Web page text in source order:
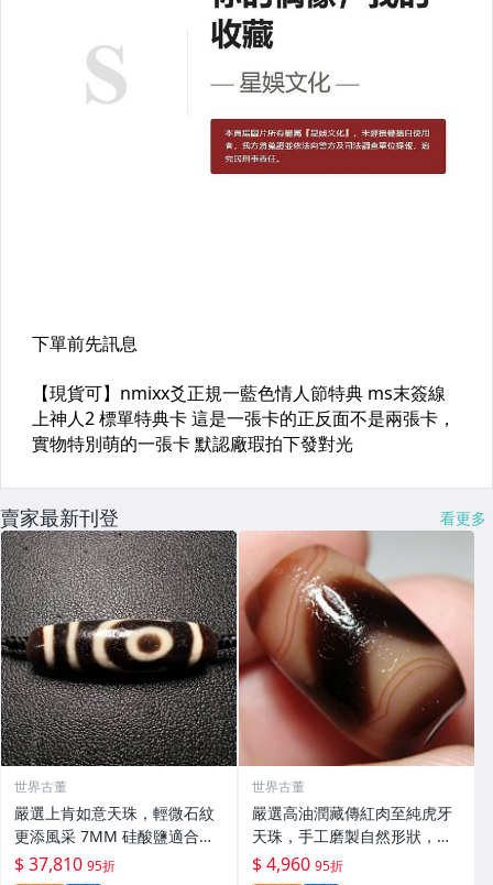
賣家最新刊登 看更多
世界古董
嚴選上肯如意天珠，輕微石紋
更添風采 7MM 硅酸鹽適合收
藏 天珠 硅酸鹽 收藏
$ 37,810 95折
世界古董
嚴選高油潤藏傳紅肉至純虎牙
天珠，手工磨製自然形狀，風
化包漂古韻十足，唯美景觀收
$ 4,960 95折